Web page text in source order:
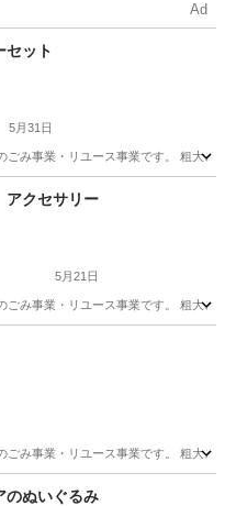
Ad
セット
5月31日
ごみ事業・リユース事業です。 粗
クセサリー
5月21日
ごみ事業・リユース事業です。 粗
ごみ事業・リユース事業です。 粗
ス
のぬいぐるみ